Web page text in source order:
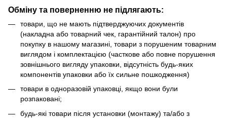
Обміну та поверненню не підлягають:
товари, що не мають підтверджуючих документів
(накладна або товарний чек, гарантійний талон) про
покупку в нашому магазині, товари з порушеним товарним
виглядом і комплектацією (часткове або повне порушення
зовнішнього вигляду упаковки, відсутність будь-яких
компонентів упаковки або їх сильне пошкодження)
товари в одноразовій упаковці, якщо вони були
розпаковані;
будь-які товари після установки (монтажу) та/або з